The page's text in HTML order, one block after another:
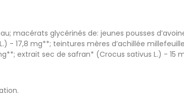
macérats glycérinés de: jeunes pousses
- 17,8 mg**; teintures mères d’achillée
extrait sec de safran* (Crocus sativus L.) - 15